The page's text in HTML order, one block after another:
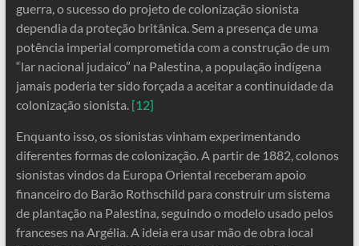
guerra, o sucesso do projeto de colonização sionista
dependia da proteção britânica. Sem a presença de uma
potência imperial comprometida com a construção de um
“lar nacional judaico” na Palestina, a população indígena
jamais poderia ter sido forçada a aceitar a continuidade da
colonização sionista. [12]
Enquanto isso, os sionistas vinham experimentando
diferentes formas de colonização. A partir de 1882, colonos
sionistas vindos da Europa Oriental receberam apoio
financeiro do Barão Rothschild para construir um sistema
de plantação na Palestina, seguindo o modelo usado pelos
franceses na Argélia. A ideia era usar mão de obra local